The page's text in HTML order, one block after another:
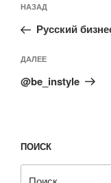
по
записям
Предыдущая
запись:
НАЗАД
Русский
Следующая
запись
ДАЛЕЕ
@be_instyle
ПОИСК